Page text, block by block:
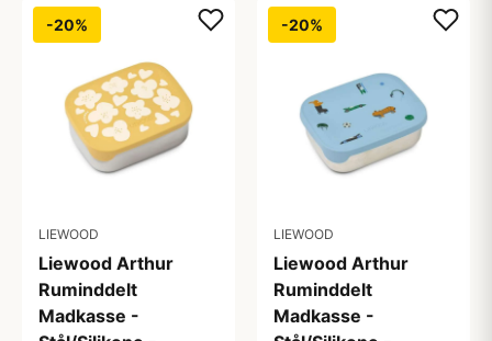
-20%
LIEWOOD
Liewood Arthur
Ruminddelt
Madkasse -
-20%
LIEWOOD
Liewood Arthur
Ruminddelt
Madkasse -